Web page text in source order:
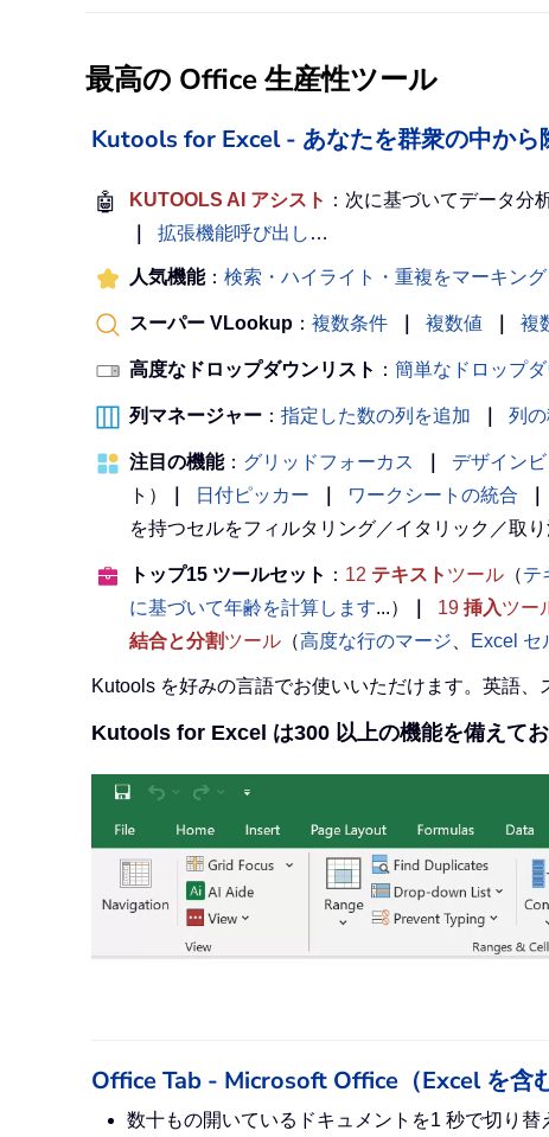
最高の Office 生産性ツール
Kutools for Excel - あなたを群衆の中から
🤖 KUTOOLS AI アシスト ：次に基づいてデータ分
拡張機能呼び出し …
人気機能： 検索・ハイライト・重複をマーキング
スーパー VLookup ： 複数条件 複数値 複
高度なドロップダウンリスト ： 簡単なドロップダ
列マネージャー ： 指定した数の列を追加 列
注目の機能： グリッドフォーカス デザイン
ト）
日付ピッカー ワークシートの統合
を持つセルをフィルタリング／イタリック／取り
トップ15 ツールセット ： 12 テキスト ツール （テ
に基づいて年齢を計算します...） 19 挿入ツー
結合と分割ツール （高度な行のマージ Excel セ
Kutools を好みの言語でお使いいただけます。英語
Kutools for Excel は300 以上の機能を備えてお
Office Tab - Microsoft Office（Excel を含
数十もの開いているドキュメントを1 秒で切り替